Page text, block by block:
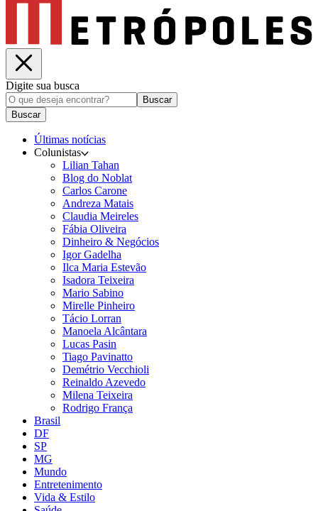
Digite sua busca
Buscar
Buscar
Últimas notícias
Colunistas
Lilian Tahan
Blog do Noblat
Carlos Carone
Andreza Matais
Claudia Meireles
Fábia Oliveira
Dinheiro & Negócios
Igor Gadelha
Ilca Maria Estevão
Isadora Teixeira
Mario Sabino
Mirelle Pinheiro
Tácio Lorran
Manoela Alcântara
Lucas Pasin
Tiago Pavinatto
Demétrio Vecchioli
Reinaldo Azevedo
Milena Teixeira
Rodrigo França
Brasil
DF
SP
MG
Mundo
Entretenimento
Vida & Estilo